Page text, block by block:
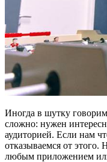
Иногда в шутку
сложно: нужен
аудиторией. Если нам
отказываемся от
любым приложением